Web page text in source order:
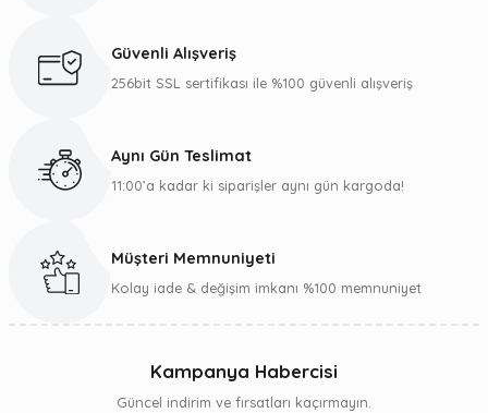
Güvenli Alışveriş
256bit SSL sertifikası ile %100 güvenli alışveriş
Aynı Gün Teslimat
11:00’a kadar ki siparişler aynı gün kargoda!
Müşteri Memnuniyeti
Kolay iade & değişim imkanı %100 memnuniyet
Kampanya Habercisi
Güncel indirim ve fırsatları kaçırmayın.